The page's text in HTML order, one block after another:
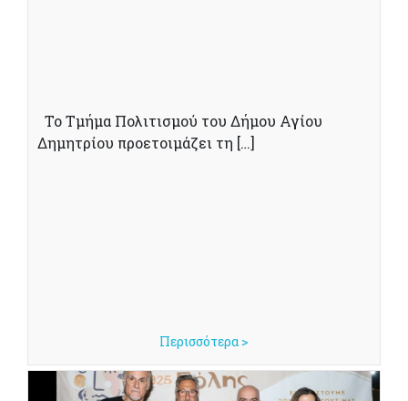
Το Τμήμα Πολιτισμού του Δήμου Αγίου
Δημητρίου προετοιμάζει τη […]
Περισσότερα >